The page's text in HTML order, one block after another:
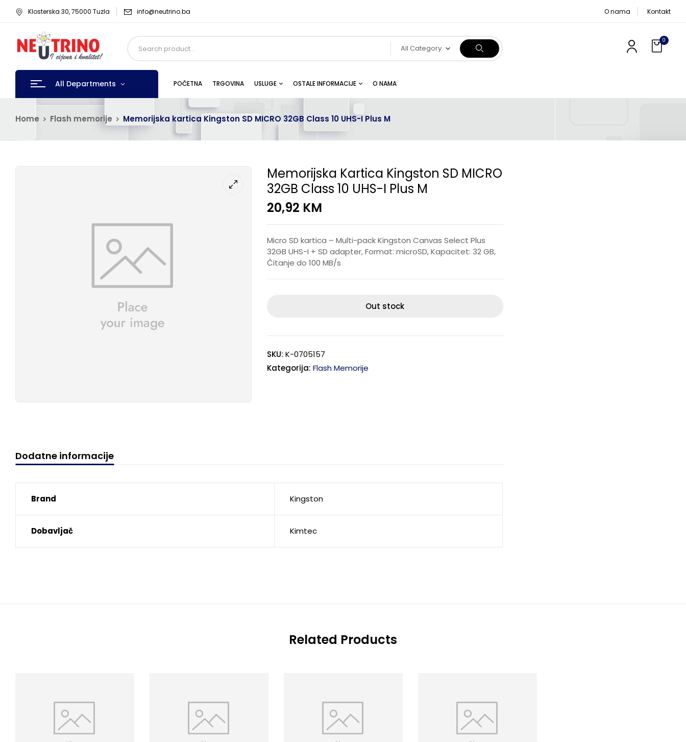
Klosterska 30, 75000 Tuzla info@neutrino.ba O nama Kontakt
All Category
0
All Departments POČETNA TRGOVINA USLUGE OSTALE INFORMACIJE O NAMA
Home Flash memorije Memorijska kartica Kingston SD MICRO 32GB Class 10 UHS-I Plus M
Memorijska Kartica Kingston SD MICRO
32GB Class 10 UHS-I Plus M
20,92 KM
Micro SD kartica – Multi-pack Kingston Canvas Select Plus
32GB UHS-I + SD adapter, Format: microSD, Kapacitet: 32 GB,
Čitanje do 100 MB/s
Out stock
SKU: K-0705157
Kategorija: Flash Memorije
Dodatne informacije
Brand Kingston
Dobavljač Kimtec
Related Products